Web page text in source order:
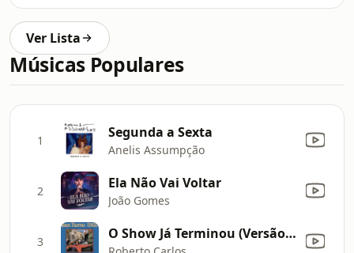
Ver Lista
Músicas Populares
1 Segunda a Sexta
Anelis Assumpção
2 Ela Não Vai Voltar
João Gomes
3 O Show Já Terminou (Versão Remasterizada)